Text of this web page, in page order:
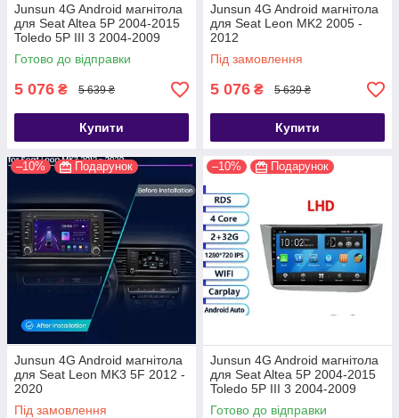
Junsun 4G Android магнітола
для Seat Altea 5P 2004-2015
Toledo 5P III 3 2004-2009
Готово до відправки
5 076 ₴ 5 639 ₴
Купити
Junsun 4G Android магнітола
для Seat Leon MK2 2005 -
2012
Під замовлення
5 076 ₴ 5 639 ₴
Купити
–10% Подарунок
Junsun 4G Android магнітола
для Seat Leon MK3 5F 2012 -
2020
Під замовлення
–10% Подарунок
Junsun 4G Android магнітола
для Seat Altea 5P 2004-2015
Toledo 5P III 3 2004-2009
2ГБ+32
Готово до відправки